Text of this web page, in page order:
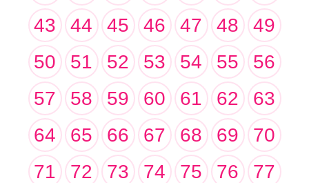
43
44 45 46 47 48
49
50
51 52 53 54 55
56
57
58 59 60 61 62
63
64
65 66 67 68 69
70
71
72 73 74 75 76
77